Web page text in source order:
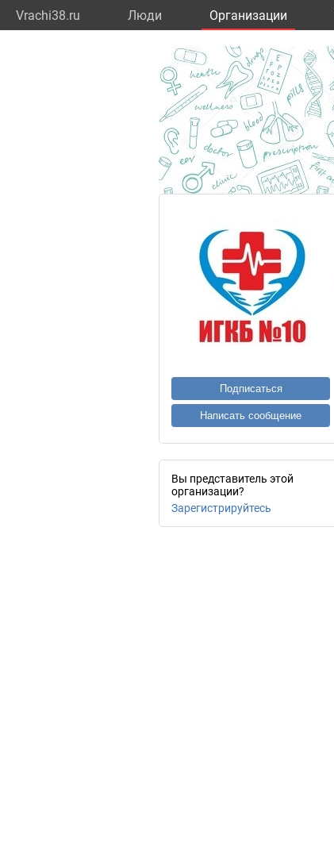
Vrachi38.ru Люди Организации
Подписаться
Написать сообщение
Вы представитель этой
организации?
Зарегистрируйтесь